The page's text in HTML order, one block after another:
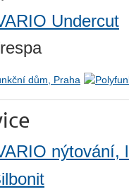
Undercut
nýtování,